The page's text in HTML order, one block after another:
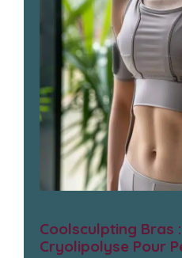
Coolsculpting Bras
Cryolipolyse Pour